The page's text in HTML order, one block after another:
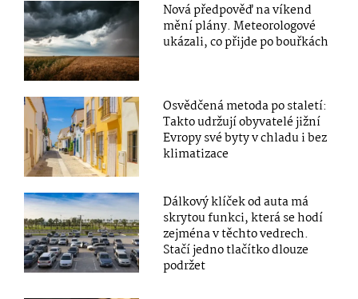
Nová předpověď na víkend
mění plány. Meteorologové
ukázali, co přijde po bouřkách
Osvědčená metoda po staletí:
Takto udržují obyvatelé jižní
Evropy své byty v chladu i bez
klimatizace
Dálkový klíček od auta má
skrytou funkci, která se hodí
zejména v těchto vedrech.
Stačí jedno tlačítko dlouze
podržet